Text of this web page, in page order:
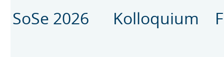
SoSe 2026 Kolloquium